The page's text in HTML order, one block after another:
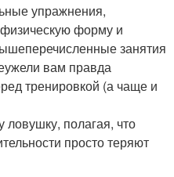
упражнения,
форму и
занятия
вам правда
тренировкой (а чаще и
ловушку, полагая, что
просто теряют